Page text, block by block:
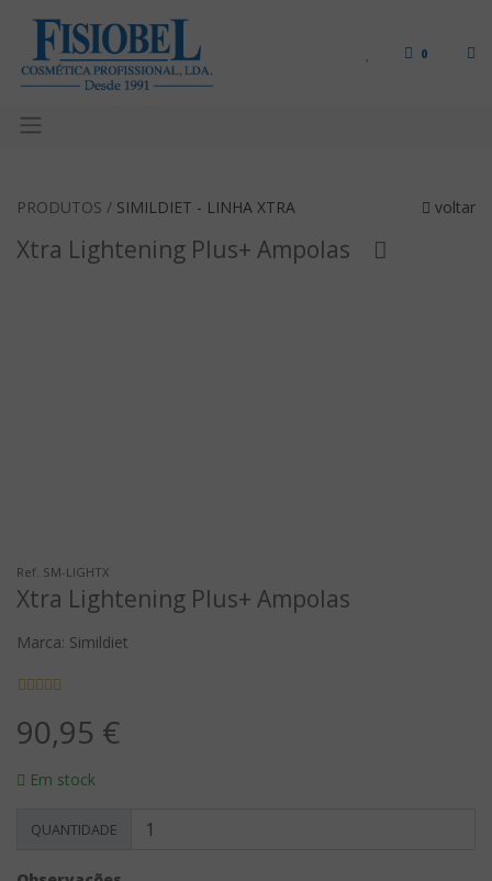
0
PRODUTOS / SIMILDIET - LINHA XTRA voltar
Xtra Lightening Plus+ Ampolas
Ref. SM-LIGHTX
Xtra Lightening Plus+ Ampolas
Marca: Simildiet
90,95 €
Em stock
QUANTIDADE